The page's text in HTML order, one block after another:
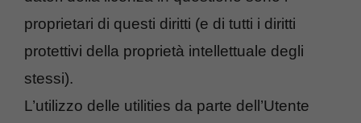
proprietari di questi diritti (e di tutti i diritti
protettivi della proprietà intellettuale degli
stessi).
L’utilizzo delle utilities da parte dell’Utente